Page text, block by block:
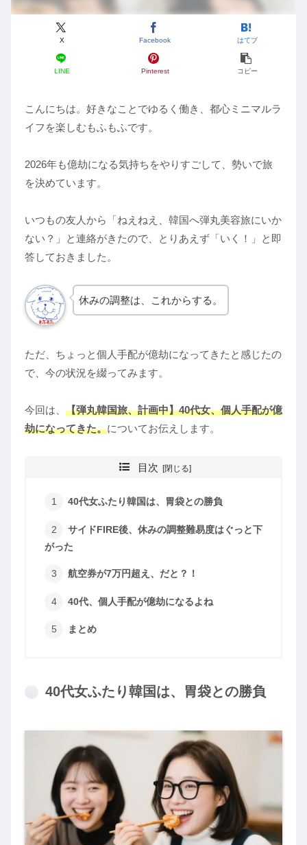
X Facebook はてブ
LINE Pinterest コピー
こんにちは。好きなことでゆるく働き、都心ミニマルラ
イフを楽しむもふもふです。
2026年も億劫になる気持ちをやりすごして、勢いで旅
を決めています。
いつもの友人から「ねえねえ、韓国へ弾丸美容旅にいか
ない？」と連絡がきたので、とりあえず「いく！」と即
答しておきました。
休みの調整は、これからする。
ただ、ちょっと個人手配が億劫になってきたと感じたの
で、今の状況を綴ってみます。
今回は、 【弾丸韓国旅、計画中】40代女、個人手配が億
劫になってきた。についてお伝えします。
目次
40代女ふたり韓国は、胃袋との勝負
サイドFIRE後、休みの調整難易度はぐっと下
がった
航空券が7万円超え、だと？！
40代、個人手配が億劫になるよね
まとめ
40代女ふたり韓国は、胃袋との勝負